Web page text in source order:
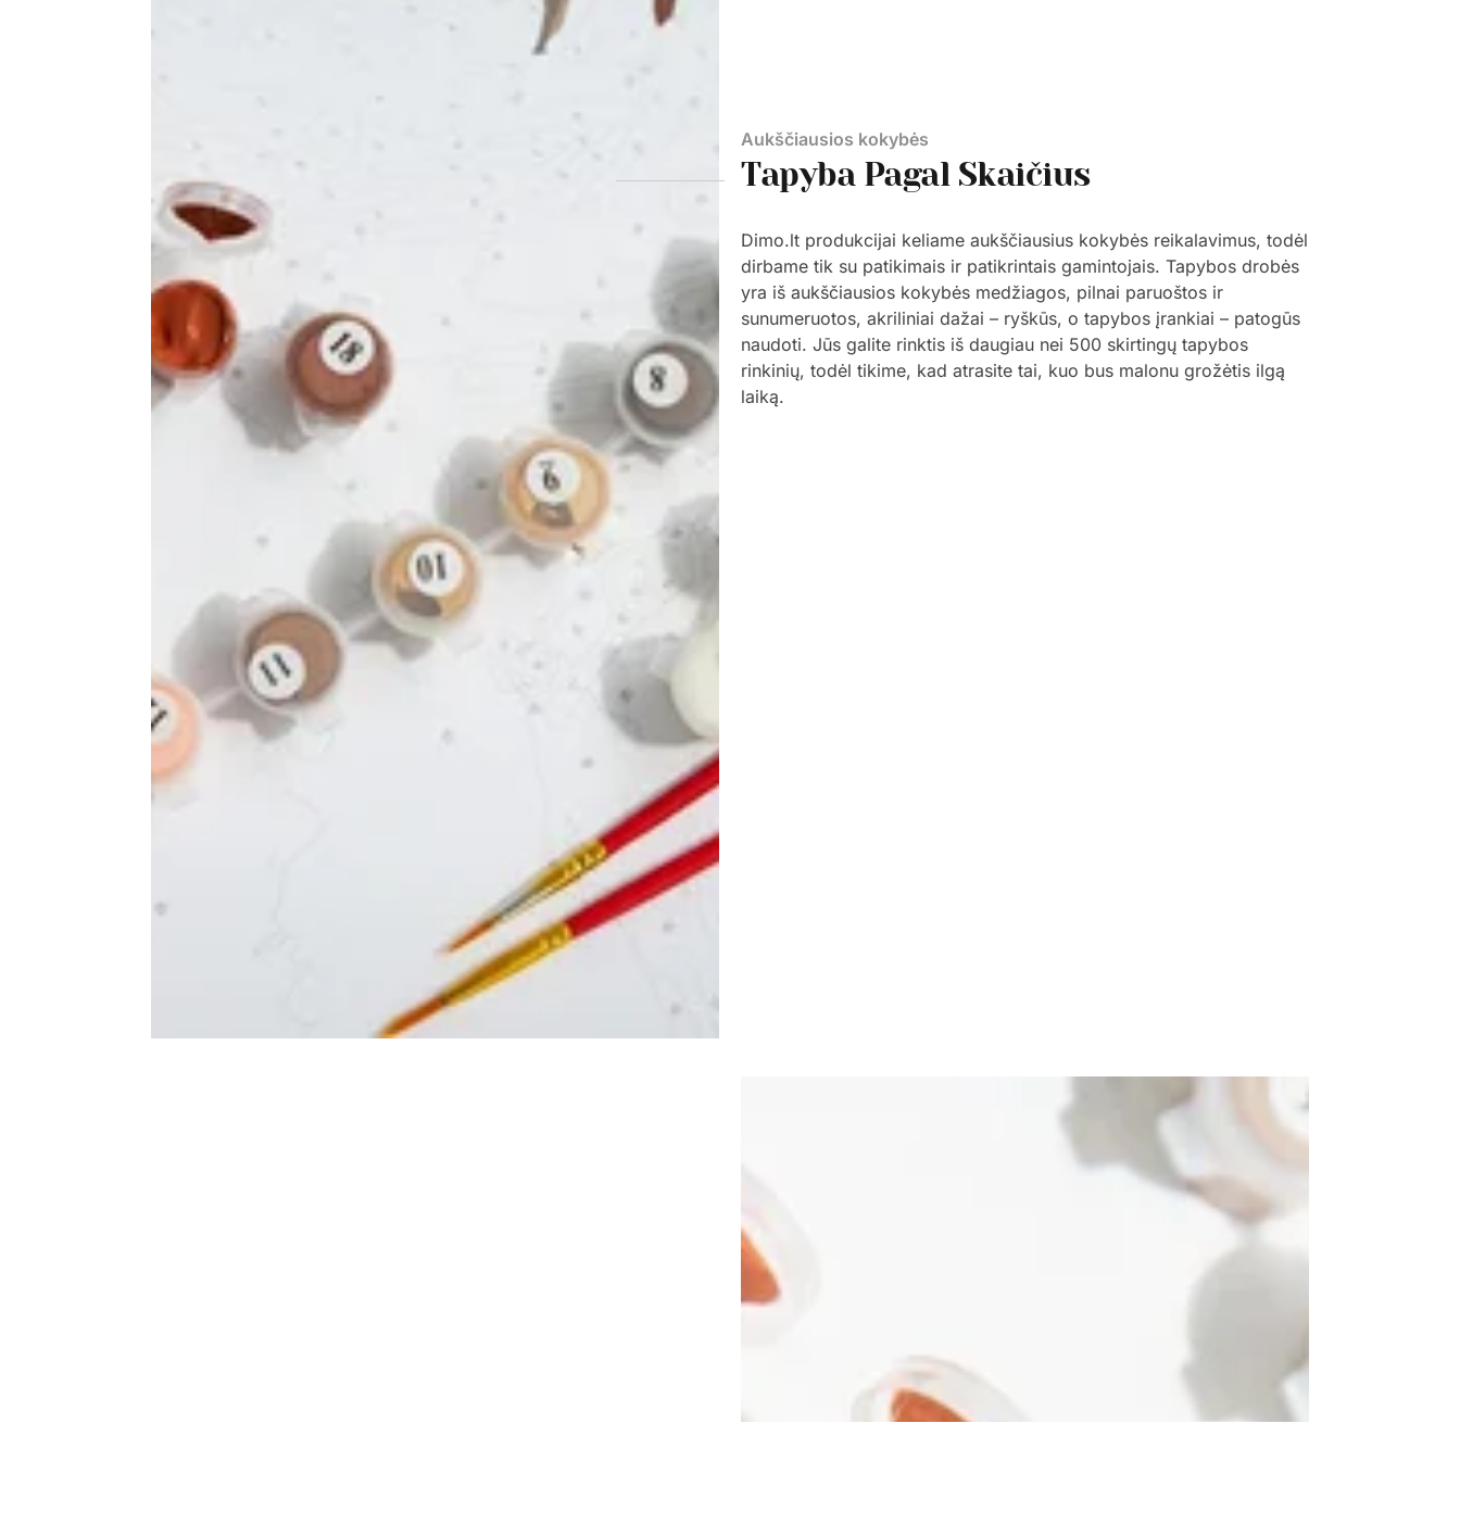
Aukščiausios kokybės
Tapyba Pagal Skaičius
Dimo.lt produkcijai keliame aukščiausius kokybės reikalavimus, todėl
dirbame tik su patikimais ir patikrintais gamintojais. Tapybos drobės
yra iš aukščiausios kokybės medžiagos, pilnai paruoštos ir
sunumeruotos, akriliniai dažai – ryškūs, o tapybos įrankiai – patogūs
naudoti. Jūs galite rinktis iš daugiau nei 500 skirtingų tapybos
rinkinių, todėl tikime, kad atrasite tai, kuo bus malonu grožėtis ilgą
laiką.